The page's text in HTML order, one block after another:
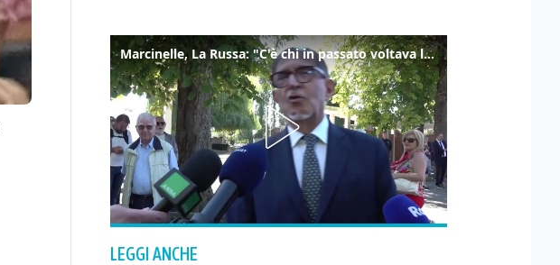
Marcinelle, La Russa: "C'è chi in passato voltava le spalle a Marcinelle"
LEGGI ANCHE